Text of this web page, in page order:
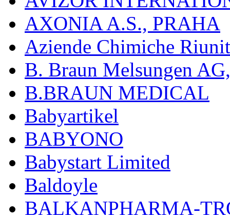
AXONIA A.S., PRAHA
Aziende Chimiche
B. Braun Melsungen
B.BRAUN MEDICAL
Babyartikel
BABYONO
Babystart Limited
Baldoyle
BALKANPHARMA-